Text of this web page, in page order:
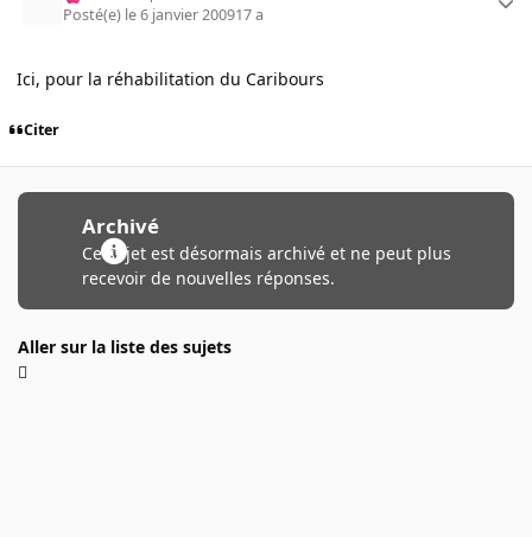
Posté(e) le 6 janvier 200917 a
Ici, pour la réhabilitation du Caribours
Citer
Archivé
Ce sujet est désormais archivé et ne peut plus
recevoir de nouvelles réponses.
Aller sur la liste des sujets